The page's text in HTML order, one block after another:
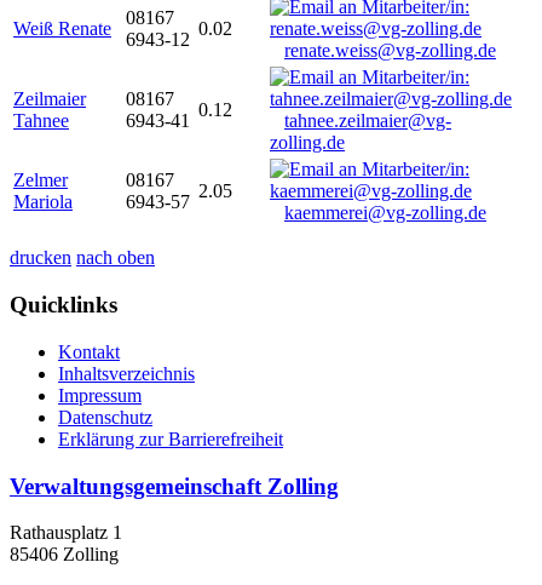
Weiß Renate
08167
6943-12
0.02
renate.weiss@vg-zolling.de
Zeilmaier
Tahnee
08167
6943-41
0.12
tahnee.zeilmaier@vg-
zolling.de
Zelmer
Mariola
08167
6943-57
2.05
kaemmerei@vg-zolling.de
drucken nach oben
Quicklinks
Kontakt
Inhaltsverzeichnis
Impressum
Datenschutz
Erklärung zur Barrierefreiheit
Verwaltungsgemeinschaft Zolling
Rathausplatz 1
85406 Zolling